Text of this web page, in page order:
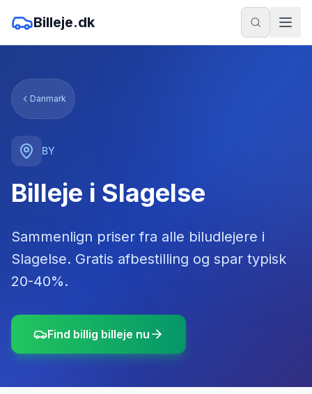
Billeje.dk
Danmark
BY
Billeje i Slagelse
Sammenlign priser fra alle biludlejere i
Slagelse. Gratis afbestilling og spar typisk
20-40%.
Find billig billeje nu